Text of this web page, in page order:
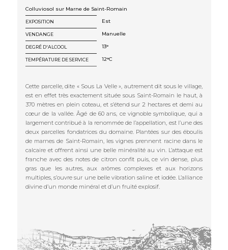
Colluviosol sur Marne de Saint-Romain
EXPOSITION Est
VENDANGE Manuelle
DEGRÉ D'ALCOOL 13°
TEMPÉRATURE DE SERVICE 12°C
Cette parcelle, dite « Sous La Velle », autrement dit sous le village,
est en effet très exactement située sous Saint-Romain le haut, à
370 mètres en plein coteau, et s’étend sur 2 hectares et demi au
cœur de la vallée. Âgé de 60 ans, ce vignoble symbolique, qui a
largement contribué à la renommée de l’appellation, est l’une des
deux parcelles fondatrices du domaine. Plantées sur des éboulis
de marnes de Saint-Romain, les vignes prennent racine dans le
calcaire et offrent ainsi une belle minéralité au vin. L’attaque est
franche avec des notes de citron confit puis, ce vin dense, plus
gras que les autres, aux arômes complexes et aux horizons
multiples, s’ouvre sur une belle vibration saline et iodée. L’alliance
divine d’un monde minéral et d’un fruité explosif.